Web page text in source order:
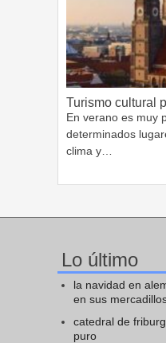
Turismo cultural
En verano es muy
determinados
clima y…
Lo último
la navidad en
en sus
catedral de
puro